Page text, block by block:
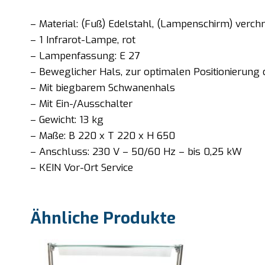
– Material: (Fuß) Edelstahl, (Lampenschirm)
– 1 Infrarot-Lampe, rot
– Lampenfassung: E 27
– Beweglicher Hals, zur optimalen
– Mit biegbarem Schwanenhals
– Mit Ein-/Ausschalter
– Gewicht: 13 kg
– Maße: B 220 x T 220 x H 650
– Anschluss: 230 V – 50/60 Hz – bis 0,25 kW
– KEIN Vor-Ort Service
Ähnliche Produkte